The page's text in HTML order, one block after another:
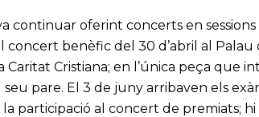
continuar oferint concerts en
concert benèfic del 30 d’abril al
Caritat Cristiana; en l’única peça que
pare. El 3 de juny arribaven els
la participació al concert de